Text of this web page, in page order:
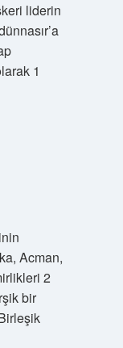
liderin
1
Acman,
2
bir